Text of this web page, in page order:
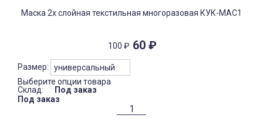
Маска 2х слойная текстильная многоразовая КУК-МАС1
100 ₽ 60 ₽
Размер:
Выберите опции товара
Склад:
Под заказ
Под заказ